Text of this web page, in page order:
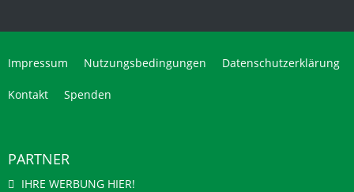
Impressum Nutzungsbedingungen Datenschutzerklärung
Kontakt Spenden
PARTNER
IHRE WERBUNG HIER!